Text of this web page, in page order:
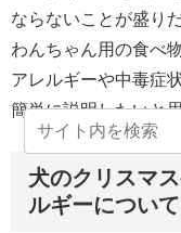
ならないことが盛り
わんちゃん用の食べ
アレルギーや中毒症
簡単に説明したいと
犬のクリスマ
ルギーについて